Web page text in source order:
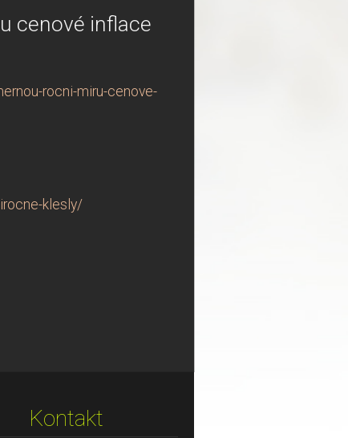
cenové inflace
rocni-miru-cenove-
klesly/
Kontakt